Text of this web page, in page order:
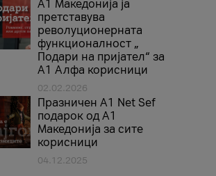
А1 Македонија ја
претставува
револуционерната
функционалност „
Подари на пријател“ за
А1 Алфа корисници
02.02.2026
Празничен A1 Net Sеf
подарок од А1
Македонија за сите
корисници
04.12.2025